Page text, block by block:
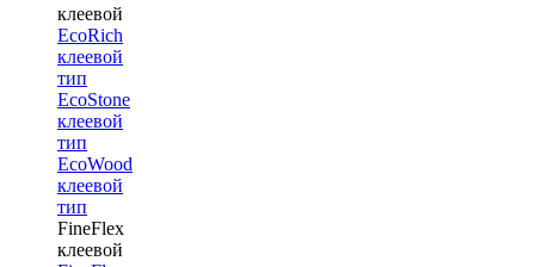
клеевой
EcoRich
клеевой
тип
EcoStone
клеевой
тип
EcoWood
клеевой
тип
FineFlex
клеевой